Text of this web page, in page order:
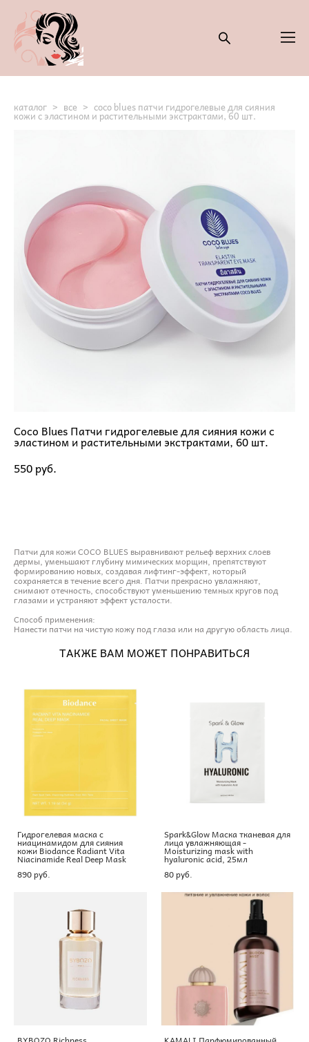
каталог > все > coco blues патчи гидрогелевые для сияния
кожи с эластином и растительными экстрактами, 60 шт.
Coco Blues Патчи гидрогелевые для сияния кожи с
эластином и растительными экстрактами, 60 шт.
550 pуб.
Патчи для кожи COCO BLUES выравнивают рельеф верхних слоев
дермы, уменьшают глубину мимических морщин, препятствуют
формированию новых, создавая лифтинг-эффект, который
сохраняется в течение всего дня. Патчи прекрасно увлажняют,
снимают отечность, способствуют уменьшению темных кругов под
глазами и устраняют эффект усталости.
Способ применения:
Нанести патчи на чистую кожу под глаза или на другую область лица.
ТАКЖЕ ВАМ МОЖЕТ ПОНРАВИТЬСЯ
Гидрогелевая маска с
ниацинамидом для сияния
кожи Biodance Radiant Vita
Niacinamide Real Deep Mask
890 pуб.
Spark&Glow Маска тканевая для
лица увлажняющая -
Moisturizing mask with
hyaluronic acid, 25мл
80 pуб.